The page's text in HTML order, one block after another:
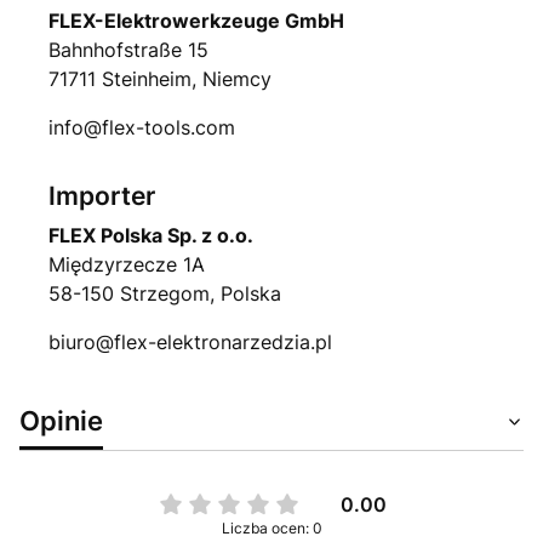
FLEX-Elektrowerkzeuge GmbH
Bahnhofstraße 15
71711 Steinheim, Niemcy
info@flex-tools.com
Importer
FLEX Polska Sp. z o.o.
Międzyrzecze 1A
58-150 Strzegom, Polska
biuro@flex-elektronarzedzia.pl
Opinie
0.00
Liczba ocen: 0